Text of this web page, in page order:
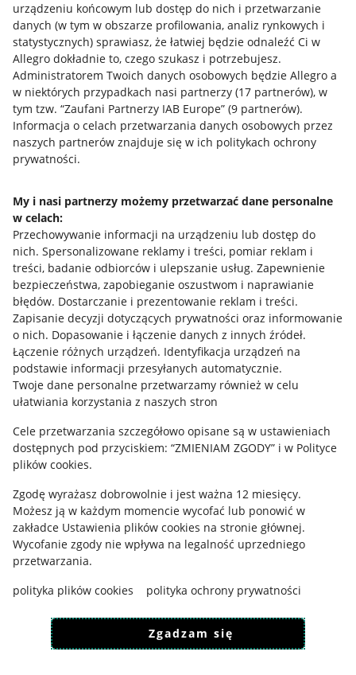
urządzeniu końcowym lub dostęp do nich i przetwarzanie
danych (w tym w obszarze profilowania, analiz rynkowych i
statystycznych) sprawiasz, że łatwiej będzie odnaleźć Ci w
Allegro dokładnie to, czego szukasz i potrzebujesz.
Administratorem Twoich danych osobowych będzie Allegro a
w niektórych przypadkach nasi partnerzy (17 partnerów), w
tym tzw. “Zaufani Partnerzy IAB Europe” (9 partnerów).
Informacja o celach przetwarzania danych osobowych przez
naszych partnerów znajduje się w ich politykach ochrony
prywatności.
My i nasi partnerzy możemy przetwarzać dane personalne
w celach:
Przechowywanie informacji na urządzeniu lub dostęp do
nich. Spersonalizowane reklamy i treści, pomiar reklam i
treści, badanie odbiorców i ulepszanie usług. Zapewnienie
bezpieczeństwa, zapobieganie oszustwom i naprawianie
błędów. Dostarczanie i prezentowanie reklam i treści.
Zapisanie decyzji dotyczących prywatności oraz informowanie
o nich. Dopasowanie i łączenie danych z innych źródeł.
Łączenie różnych urządzeń. Identyfikacja urządzeń na
podstawie informacji przesyłanych automatycznie.
Twoje dane personalne przetwarzamy również w celu
ułatwiania korzystania z naszych stron
Cele przetwarzania szczegółowo opisane są w ustawieniach
dostępnych pod przyciskiem: “ZMIENIAM ZGODY” i w Polityce
plików cookies.
Zgodę wyrażasz dobrowolnie i jest ważna 12 miesięcy.
Możesz ją w każdym momencie wycofać lub ponowić w
zakładce Ustawienia plików cookies na stronie głównej.
Wycofanie zgody nie wpływa na legalność uprzedniego
przetwarzania.
polityka plików cookies
polityka ochrony prywatności
Zgadzam się
Allegro Gadane dla sprzedających
Allegro Gadane dla kupujących
Mapa miejscowości
Informacje prawne
Regulamin
Ustawienia plików "cookies"
Udostępnianie lokalizacji
Informacje dla Aktu o Usługach Cyfrowych
Pobierz aplikację
Korzystanie z serwisu oznacza akceptację regulaminu.